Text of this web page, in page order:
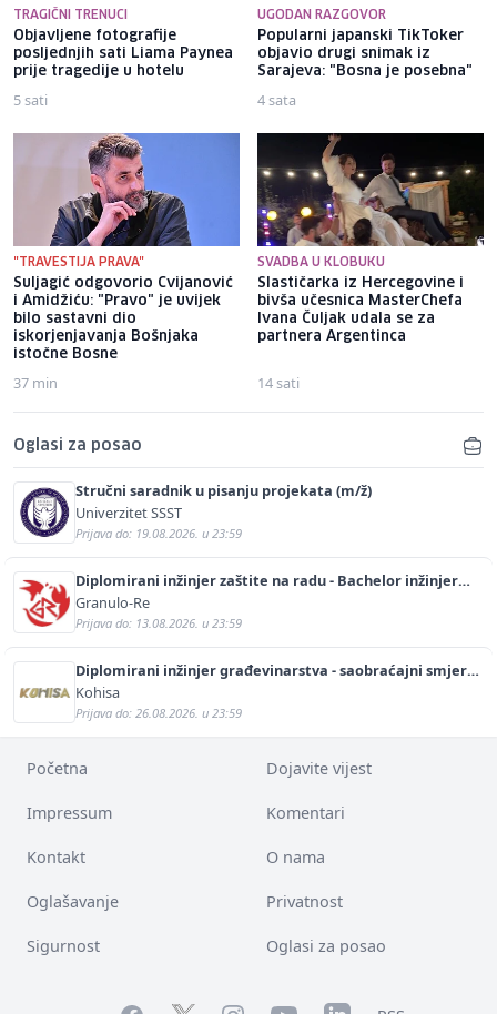
TRAGIČNI TRENUCI
Objavljene fotografije
posljednjih sati Liama ​​Paynea
prije tragedije u hotelu
5 sati
UGODAN RAZGOVOR
Popularni japanski TikToker
objavio drugi snimak iz
Sarajeva: "Bosna je posebna"
4 sata
"TRAVESTIJA PRAVA"
Suljagić odgovorio Cvijanović
i Amidžiću: "Pravo" je uvijek
bilo sastavni dio
iskorjenjavanja Bošnjaka
istočne Bosne
37 min
SVADBA U KLOBUKU
Slastičarka iz Hercegovine i
bivša učesnica MasterChefa
Ivana Čuljak udala se za
partnera Argentinca
14 sati
Oglasi za posao
Stručni saradnik u pisanju projekata (m/ž)
Univerzitet SSST
Prijava do: 19.08.2026. u 23:59
Diplomirani inžinjer zaštite na radu - Bachelor inžinjer
sigurnosti i pomoći (m/ž)
Granulo-Re
Prijava do: 13.08.2026. u 23:59
Diplomirani inžinjer građevinarstva - saobraćajni smjer
(m/ž)
Kohisa
Prijava do: 26.08.2026. u 23:59
Početna Dojavite vijest
Impressum Komentari
Kontakt O nama
Oglašavanje Privatnost
Sigurnost Oglasi za posao